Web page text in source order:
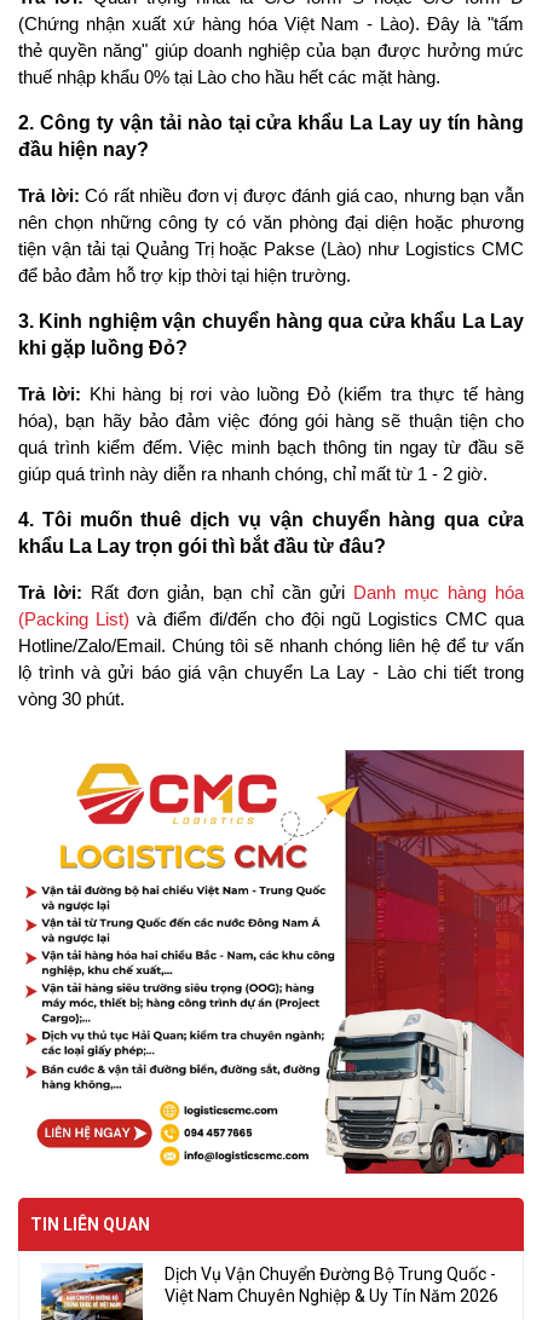
(Chứng nhận xuất xứ hàng hóa Việt Nam - Lào). Đây là "tấm
thẻ quyền năng" giúp doanh nghiệp của bạn được hưởng mức
thuế nhập khẩu 0% tại Lào cho hầu hết các mặt hàng.
2. Công ty vận tải nào tại cửa khẩu La Lay uy tín hàng
đầu hiện nay?
Trả lời: Có rất nhiều đơn vị được đánh giá cao, nhưng bạn vẫn
nên chọn những công ty có văn phòng đại diện hoặc phương
tiện vận tải tại Quảng Trị hoặc Pakse (Lào) như Logistics CMC
để bảo đảm hỗ trợ kịp thời tại hiện trường.
3. Kinh nghiệm vận chuyển hàng qua cửa khẩu La Lay
khi gặp luồng Đỏ?
Trả lời:
Khi hàng bị rơi vào luồng Đỏ (kiểm tra thực tế hàng
hóa), bạn hãy bảo đảm việc đóng gói hàng sẽ thuận tiện cho
quá trình kiểm đếm. Việc minh bạch thông tin ngay từ đầu sẽ
giúp quá trình này diễn ra nhanh chóng, chỉ mất từ 1 - 2 giờ.
4. Tôi muốn thuê dịch vụ vận chuyển hàng qua cửa
khẩu La Lay trọn gói thì bắt đầu từ đâu?
Trả lời: Rất đơn giản, bạn chỉ cần gửi Danh mục hàng hóa
(Packing List) và điểm đi/đến cho đội ngũ Logistics CMC qua
Hotline/Zalo/Email. Chúng tôi sẽ nhanh chóng liên hệ để tư vấn
lộ trình và gửi báo giá vận chuyển La Lay - Lào chi tiết trong
vòng 30 phút.
TIN LIÊN QUAN
Dịch Vụ Vận Chuyển Đường Bộ Trung Quốc -
Việt Nam Chuyên Nghiệp & Uy Tín Năm 2026